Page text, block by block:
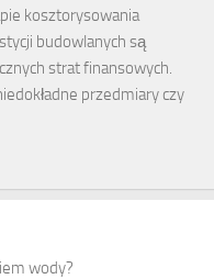
kosztorysowania
budowlanych są
strat finansowych.
przedmiary czy
wody?